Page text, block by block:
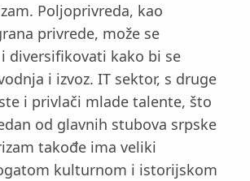
Poljoprivreda, kao
privrede, može se
diversifikovati kako bi se
i izvoz. IT sektor, s druge
i privlači mlade talente, što
od glavnih stubova srpske
takođe ima veliki
kulturnom i istorijskom